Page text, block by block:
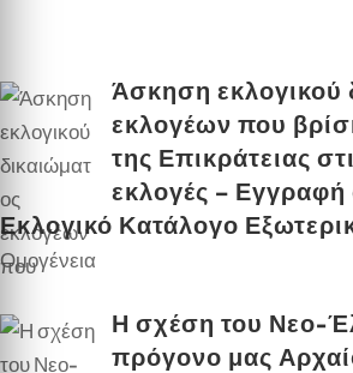
Άσκηση εκλογικού
εκλογέων που
της Επικράτειας
εκλογές – Εγγραφή
Εκλογικό Κατάλογο
Ομογένεια
Η σχέση του Νεο-
πρόγονο μας